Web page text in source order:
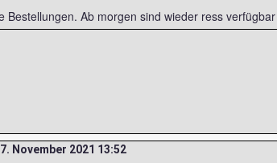
Bestellungen. Ab morgen sind wieder ress verfügbar
7. November 2021 13:52